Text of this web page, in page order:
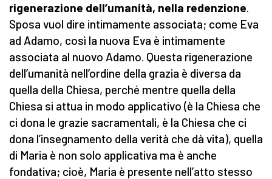
rigenerazione dell’umanità, nella redenzione.
Sposa vuol dire intimamente associata; come Eva
ad Adamo, così la nuova Eva è intimamente
associata al nuovo Adamo. Questa rigenerazione
dell’umanità nell’ordine della grazia è diversa da
quella della Chiesa, perché mentre quella della
Chiesa si attua in modo applicativo (è la Chiesa che
ci dona le grazie sacramentali, è la Chiesa che ci
dona l’insegnamento della verità che dà vita), quella
di Maria è non solo applicativa ma è anche
fondativa; cioè, Maria è presente nell’atto stesso